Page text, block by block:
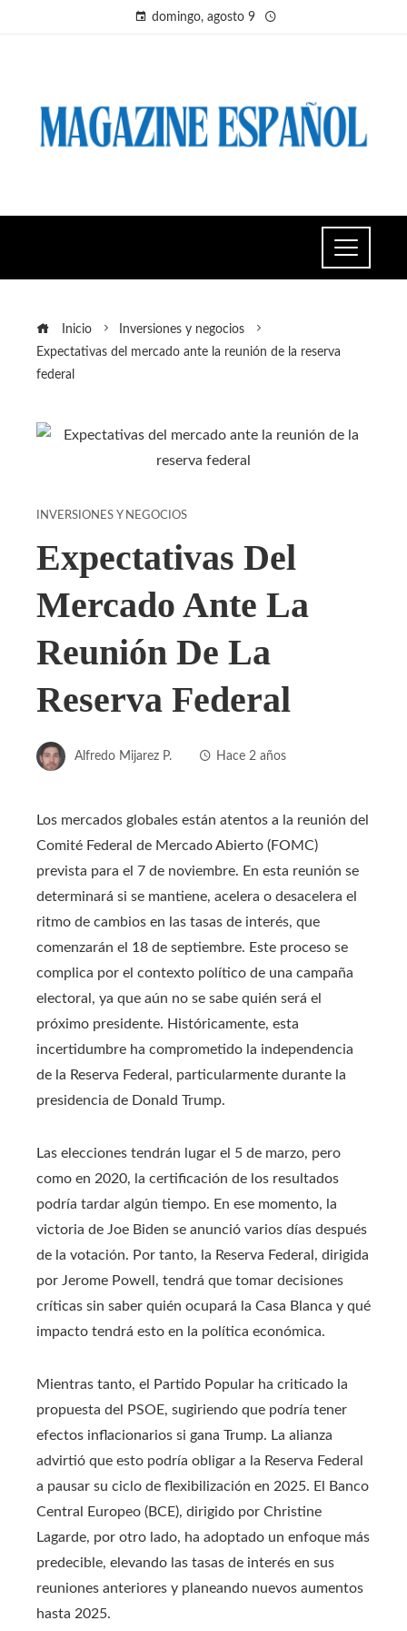
domingo, agosto 9
Inicio
Inversiones y negocios
Expectativas del mercado ante la reunión de la reserva
federal
INVERSIONES Y NEGOCIOS
Expectativas Del
Mercado Ante La
Reunión De La
Reserva Federal
Alfredo Mijarez P. Hace 2 años
Los mercados globales están atentos a la reunión del
Comité Federal de Mercado Abierto (FOMC)
prevista para el 7 de noviembre. En esta reunión se
determinará si se mantiene, acelera o desacelera el
ritmo de cambios en las tasas de interés, que
comenzarán el 18 de septiembre. Este proceso se
complica por el contexto político de una campaña
electoral, ya que aún no se sabe quién será el
próximo presidente. Históricamente, esta
incertidumbre ha comprometido la independencia
de la Reserva Federal, particularmente durante la
presidencia de Donald Trump.
Las elecciones tendrán lugar el 5 de marzo, pero
como en 2020, la certificación de los resultados
podría tardar algún tiempo. En ese momento, la
victoria de Joe Biden se anunció varios días después
de la votación. Por tanto, la Reserva Federal, dirigida
por Jerome Powell, tendrá que tomar decisiones
críticas sin saber quién ocupará la Casa Blanca y qué
impacto tendrá esto en la política económica.
Mientras tanto, el Partido Popular ha criticado la
propuesta del PSOE, sugiriendo que podría tener
efectos inflacionarios si gana Trump. La alianza
advirtió que esto podría obligar a la Reserva Federal
a pausar su ciclo de flexibilización en 2025. El Banco
Central Europeo (BCE), dirigido por Christine
Lagarde, por otro lado, ha adoptado un enfoque más
predecible, elevando las tasas de interés en sus
reuniones anteriores y planeando nuevos aumentos
hasta 2025.